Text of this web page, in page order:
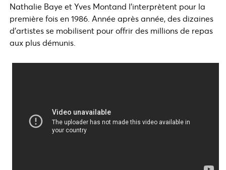
Nathalie Baye et Yves Montand l’interprètent pour la
première fois en 1986. Année après année, des dizaines
d’artistes se mobilisent pour offrir des millions de repas
aux plus démunis.